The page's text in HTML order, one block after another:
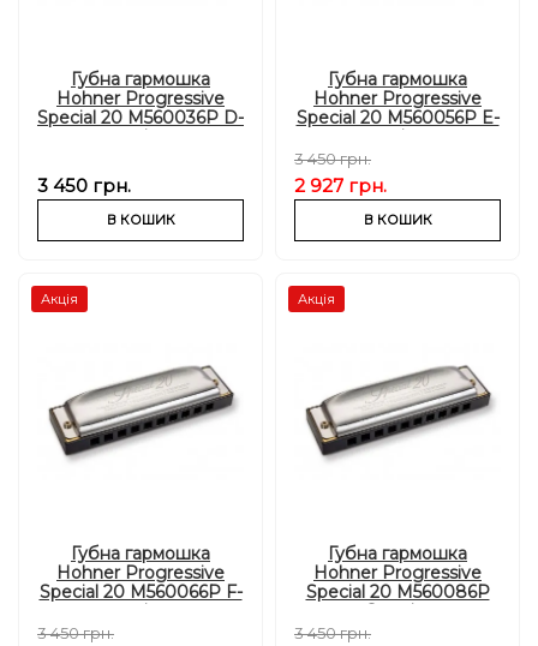
Губна гармошка
Hohner Progressive
Special 20 M560036P D-
major
3 450 грн.
В КОШИК
Губна гармошка
Hohner Progressive
Special 20 M560056P E-
major
3 450 грн.
2 927 грн.
В КОШИК
Акція
Губна гармошка
Hohner Progressive
Special 20 M560066P F-
major
3 450 грн.
Акція
Губна гармошка
Hohner Progressive
Special 20 M560086P
G-major
3 450 грн.